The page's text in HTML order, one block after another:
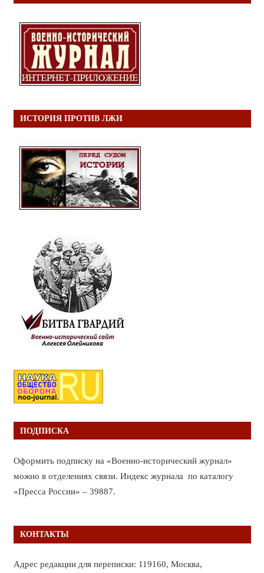
ИСТОРИЯ ПРОТИВ ЛЖИ
ПОДПИСКА
Оформить подписку на «Военно-исторический журнал»
можно в отделениях связи. Индекс журнала по каталогу
«Пресса России» – 39887.
КОНТАКТЫ
Адрес редакции для переписки: 119160, Москва,